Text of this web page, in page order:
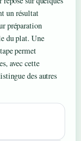
un résultat
préparation
du plat. Une
permet
avec cette
des autres